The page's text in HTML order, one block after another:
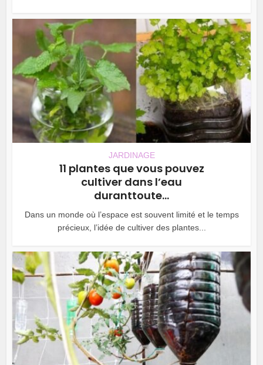
JARDINAGE
11 plantes que vous pouvez
cultiver dans l’eau
duranttoute...
Dans un monde où l’espace est souvent limité et le temps
précieux, l’idée de cultiver des plantes...